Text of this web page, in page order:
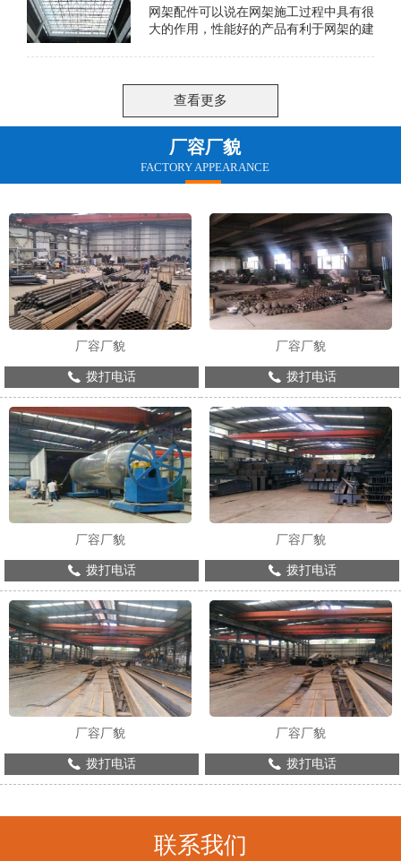
技感，比方建于1977年法国的巴黎蓬皮杜
艺术与文化中心，它的钢柱、钢梁、桁架
技能美，并且表现出人的才智和能力。因
的计划请求是非常重要的，在钢结构建筑
中应遭到格外注重。
网架配件可以说在网架施工过程中具有很
大的作用，性能好的产品有利于网架的建
们一起详细的了解。
查看更多
厂容厂貌
FACTORY APPEARANCE
厂容厂貌
拨打电话
厂容厂貌
拨打电话
厂容厂貌
拨打电话
厂容厂貌
拨打电话
厂容厂貌
拨打电话
厂容厂貌
拨打电话
联系我们